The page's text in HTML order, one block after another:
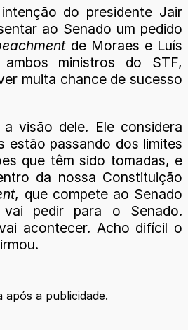
do presidente Jair
ao Senado um pedido
de Moraes e Luís
ministros do STF,
muita chance de sucesso
visão dele. Ele considera
estão passando dos limites
que têm sido tomadas, e
da nossa Constituição
, que compete ao Senado
pedir para o Senado.
acontecer. Acho difícil o
após a publicidade.